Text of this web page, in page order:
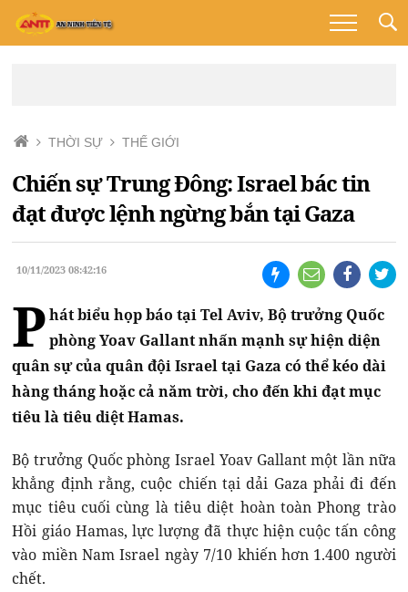
THỜI SỰ THẾ GIỚI
Chiến sự Trung Đông: Israel bác tin
đạt được lệnh ngừng bắn tại Gaza
10/11/2023 08:42:16
P hát biểu họp báo tại Tel Aviv, Bộ trưởng Quốc
phòng Yoav Gallant nhấn mạnh sự hiện diện
quân sự của quân đội Israel tại Gaza có thể kéo dài
hàng tháng hoặc cả năm trời, cho đến khi đạt mục
tiêu là tiêu diệt Hamas.
Bộ trưởng Quốc phòng Israel Yoav Gallant một lần nữa
khẳng định rằng, cuộc chiến tại dải Gaza phải đi đến
mục tiêu cuối cùng là tiêu diệt hoàn toàn Phong trào
Hồi giáo Hamas, lực lượng đã thực hiện cuộc tấn công
vào miền Nam Israel ngày 7/10 khiến hơn 1.400 người
chết.